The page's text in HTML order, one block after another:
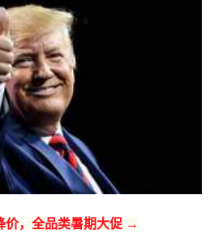
价，全品类暑期大促 →